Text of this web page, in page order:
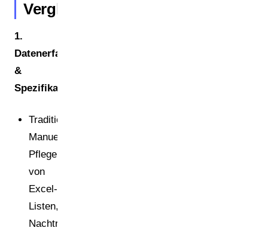
Vergleich
1.
Datenerfassung
&
Spezifikationsmanagement
Traditionell:
Manuelle
Pflege
von
Excel-
Listen,
Nachtragen